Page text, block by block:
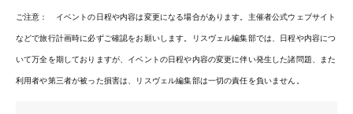
ご注意： イベントの日程や内容は変更になる場合があります。主催者公式ウェブサイト
などで旅行計画時に必ずご確認をお願いします。リスヴェル編集部では、日程や内容につ
いて万全を期しておりますが、イベントの日程や内容の変更に伴い発生した諸問題、また
利用者や第三者が被った損害は、リスヴェル編集部は一切の責任を負いません。